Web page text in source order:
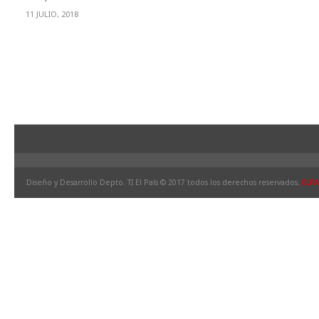
11 JULIO, 2018
Diseño y Desarrollo Depto. TI El País © 2017 todos los derechos reservados.